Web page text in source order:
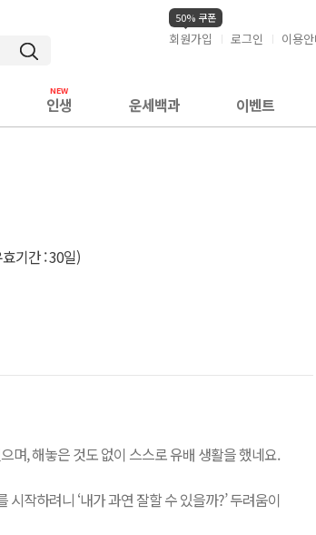
50% 쿠폰
회원가입 로그인 이용
인생 운세백과 이벤트
기간 : 30일)
며, 해놓은 것도 없이 스스로 유배 생활을 했네요.
작하려니 ‘내가 과연 잘할 수 있을까?’ 두려움이